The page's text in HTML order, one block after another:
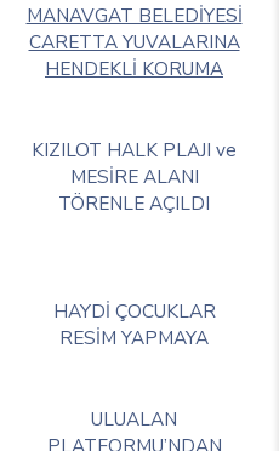
MANAVGAT BELEDİYESİ
CARETTA YUVALARINA
HENDEKLİ KORUMA
KIZILOT HALK PLAJI ve
MESİRE ALANI
TÖRENLE AÇILDI
HAYDİ ÇOCUKLAR
RESİM YAPMAYA
ULUALAN
PLATFORMU’NDAN